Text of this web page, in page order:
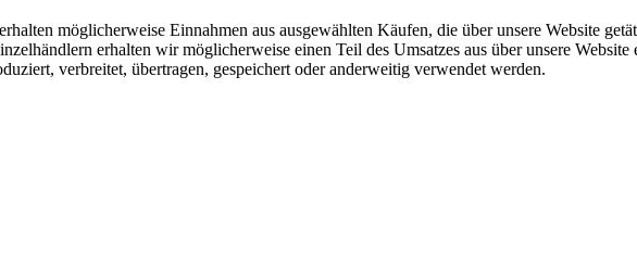
möglicherweise Einnahmen aus ausgewählten Käufen, die über unsere Website
erhalten wir möglicherweise einen Teil des Umsatzes aus über unsere
verbreitet, übertragen, gespeichert oder anderweitig verwendet werden.